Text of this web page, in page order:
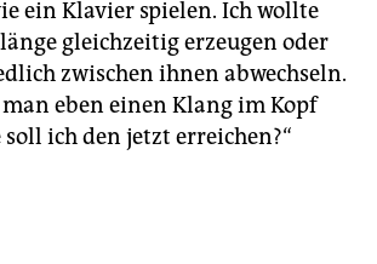
ein Klavier spielen. Ich wollte
gleichzeitig erzeugen oder
zwischen ihnen abwechseln.
eben einen Klang im Kopf
ich den jetzt erreichen?“